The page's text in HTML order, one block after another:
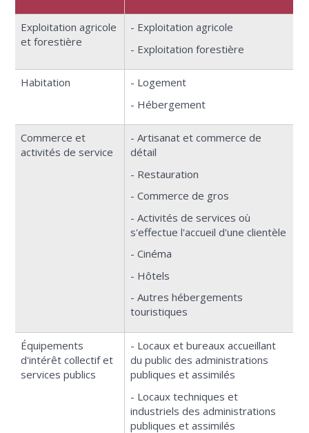
Exploitation agricole
et forestière
- Exploitation agricole
- Exploitation forestière
Habitation
- Logement
- Hébergement
Commerce et
activités de service
- Artisanat et commerce de
détail
- Restauration
- Commerce de gros
- Activités de services où
s'effectue l'accueil d'une clientèle
- Cinéma
- Hôtels
- Autres hébergements
touristiques
Équipements
d'intérêt collectif et
services publics
- Locaux et bureaux accueillant
du public des administrations
publiques et assimilés
- Locaux techniques et
industriels des administrations
publiques et assimilés